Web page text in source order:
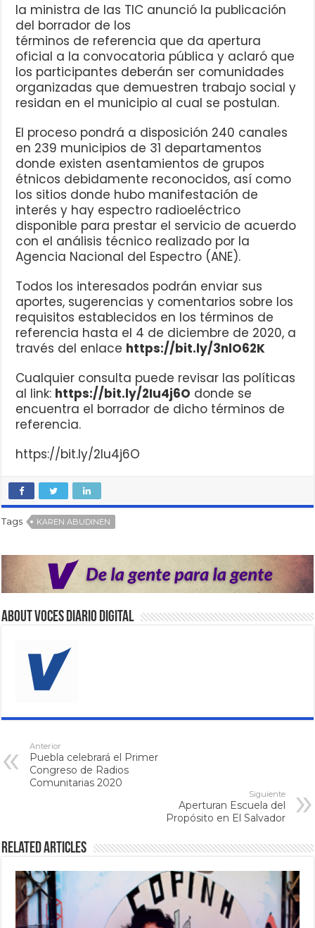
la ministra de las TIC anunció la publicación
del borrador de los
términos de referencia que da apertura
oficial a la convocatoria pública y aclaró que
los participantes deberán ser comunidades
organizadas que demuestren trabajo social y
residan en el municipio al cual se postulan.
El proceso pondrá a disposición 240 canales
en 239 municipios de 31 departamentos
donde existen asentamientos de grupos
étnicos debidamente reconocidos, así como
los sitios donde hubo manifestación de
interés y hay espectro radioeléctrico
disponible para prestar el servicio de acuerdo
con el análisis técnico realizado por la
Agencia Nacional del Espectro (ANE).
Todos los interesados podrán enviar sus
aportes, sugerencias y comentarios sobre los
requisitos establecidos en los términos de
referencia hasta el 4 de diciembre de 2020, a
través del enlace https://bit.ly/3nlO62K
Cualquier consulta puede revisar las políticas
al link: https://bit.ly/2Iu4j6O donde se
encuentra el borrador de dicho términos de
referencia.
https://bit.ly/2Iu4j6O
Tags KAREN ABUDINEN
About VOCES Diario digital
Anterior
Puebla celebrará el Primer
Congreso de Radios
Comunitarias 2020
Siguiente
Aperturan Escuela del
Propósito en El Salvador
Related Articles